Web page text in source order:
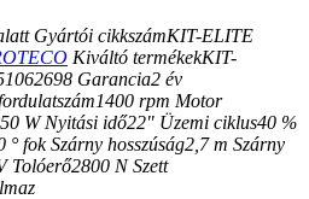
Gyártói cikkszámKIT-ELITE
Kiváltó termékekKIT-
Garancia2 év
1400 rpm Motor
W Nyitási idő22" Üzemi ciklus40 %
° fok Szárny hosszúság2,7m Szárny
Tolóerő2800 N Szett